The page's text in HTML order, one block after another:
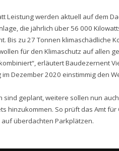
Leistung werden aktuell auf dem
die jährlich über 56 000
Bis zu 27 Tonnen klimaschädliche
für den Klimaschutz auf allen
erläutert Baudezernent
Dezember 2020 einstimmig den
geplant, weitere sollen nun
hinzukommen. So prüft das Amt
überdachten Parkplätzen.